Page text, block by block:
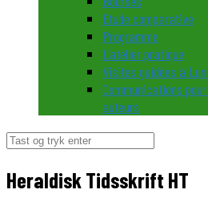
Etude comparative
Programme
L’atelier pratique
Visites guidées à
Communications
auteurs
Søg
Heraldisk Tidsskrift HT